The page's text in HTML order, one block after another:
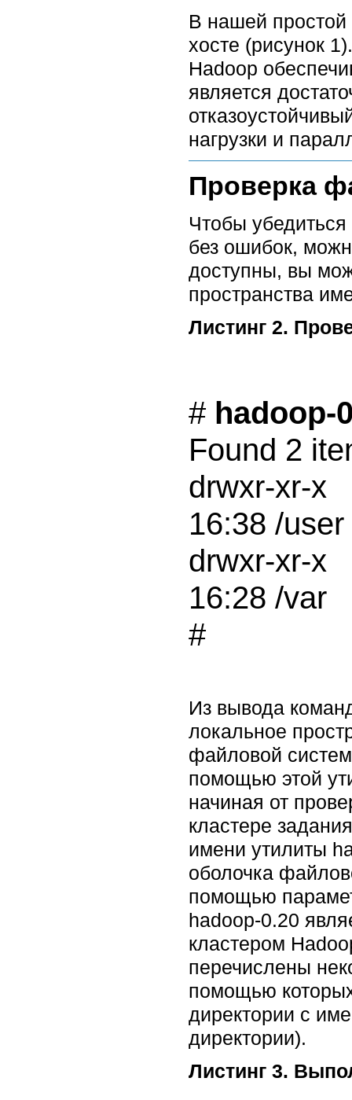
В нашей простой
хосте (рисунок
Hadoop
является
нагрузки и
Проверка
Чтобы
без ошибок,
доступны, вы
пространства
Листинг 2.
# hadoop-
Found 2
drwxr-xr-x
16:38 /user
drwxr-xr-x
16:28 /var
Из вывода
локальное
файловой
помощью этой
начиная от
кластере
имени утилиты
оболочка
помощью
hadoop-0.20
кластером
перечислены
помощью
директории с
директории).
Листинг 3.